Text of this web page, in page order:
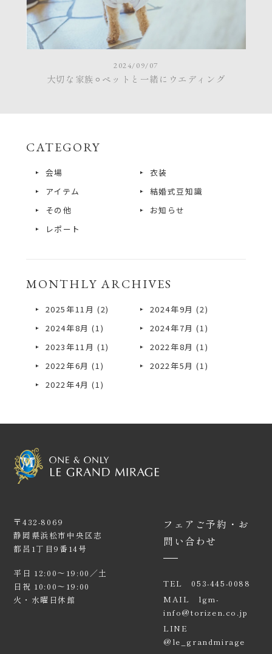
CATEGORY
会場
衣装
アイテム
結婚式豆知識
その他
お知らせ
レポート
MONTHLY ARCHIVES
2025年11月 (2) 2024年9月 (2)
2024年8月 (1) 2024年7月 (1)
2023年11月 (1) 2022年8月 (1)
2022年6月 (1) 2022年5月 (1)
2022年4月 (1)
2024/09/07
大切な家族⚪︎ペットと一緒にウエディング
〒432-8069
静岡県浜松市中央区志
都呂1丁目9番14号
平日 12:00〜19:00／土
日祝 10:00〜19:00
火・水曜日休館
フェアご予約・お
問い合わせ
TEL 053-445-0088
MAIL lgm-
info@torizen.co.jp
LINE
@le_grandmirage